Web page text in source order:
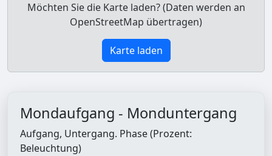
Möchten Sie die Karte laden? (Daten werden an
OpenStreetMap übertragen)
Karte laden
Mondaufgang - Monduntergang
Aufgang, Untergang. Phase (Prozent:
Beleuchtung)